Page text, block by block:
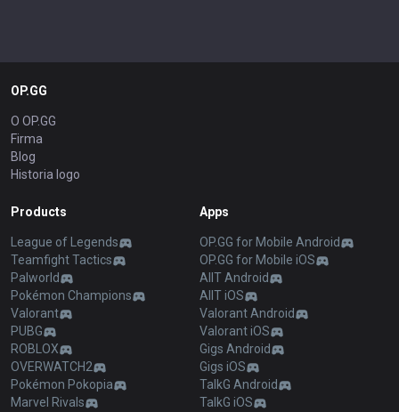
OP.GG
O OP.GG
Firma
Blog
Historia logo
Products
League of Legends
Teamfight Tactics
Palworld
Pokémon Champions
Valorant
PUBG
ROBLOX
OVERWATCH2
Pokémon Pokopia
Marvel Rivals
Apps
OP.GG for Mobile Android
OP.GG for Mobile iOS
AllT Android
AllT iOS
Valorant Android
Valorant iOS
Gigs Android
Gigs iOS
TalkG Android
TalkG iOS